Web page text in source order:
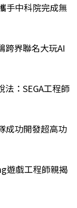
手中科院完成無
跨界聯名大玩AI
：SEGA工程師
成功開發超高功
遊戲工程師親揭